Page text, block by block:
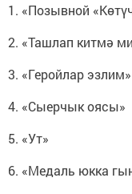
1. «Позывной
2. «Ташлап китмә
3. «Геройлар эзлим»
4. «Сыерчык оясы»
5. «Ут»
6. «Медаль юкка